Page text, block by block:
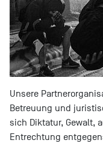
Unsere
Betreuung und
sich Diktatur, Gewalt,
Entrechtung